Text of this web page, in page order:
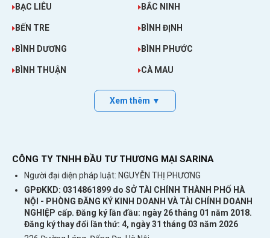
Ăng Ten
Router WiFi 3G WR6200 Đa Mạng – Tốc Độ 7.2Mbps
DCOM 3G Vinaphone ZTE MF633 Hỗ Trợ Sim Đa
Thiết bị phát wifi 3G/4G TP-Link M7310
gian chờ là 600 tiếng.
Lưu ý: Tuổi thọ pin phụ thuôc vào điều kiện môi
trường
BẠC LIÊU BẮC NINH
BẾN TRE BÌNH ĐỊNH
BÌNH DƯƠNG BÌNH PHƯỚC
BÌNH THUẬN CÀ MAU
Xem thêm ▼
CÔNG TY TNHH ĐẦU TƯ THƯƠNG MẠI SARINA
Người đại diện pháp luật: NGUYỄN THỊ PHƯƠNG
GPĐKKD: 0314861899 do SỞ TÀI CHÍNH THÀNH PHỐ HÀ
NỘI - PHÒNG ĐĂNG KÝ KINH DOANH VÀ TÀI CHÍNH DOANH
NGHIỆP cấp. Đăng ký lần đầu: ngày 26 tháng 01 năm 2018.
Đăng ký thay đổi lần thứ: 4, ngày 31 tháng 03 năm 2026